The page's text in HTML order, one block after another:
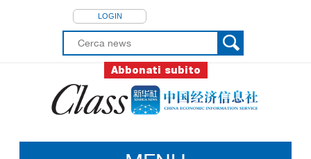
LOGIN
Abbonati subito